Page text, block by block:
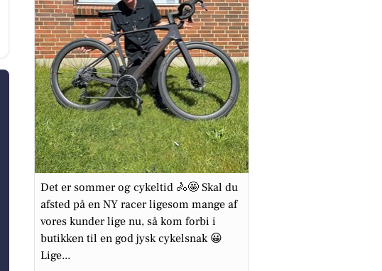
Det er sommer og cykeltid 🚴🤩 Skal du
afsted på en NY racer ligesom mange af
vores kunder lige nu, så kom forbi i
butikken til en god jysk cykelsnak 😀
Lige...